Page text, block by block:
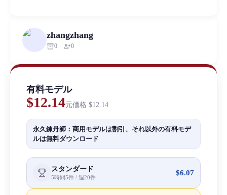
zhangzhang
inventory_20 person_add0
有料モデル
$12.14元価格 $12.14
永久錬丹師：商用モデルは割引、それ以外の有料モデ
ルは無料ダウンロード
スタンダード
5時間5件 / 週20件
$6.07